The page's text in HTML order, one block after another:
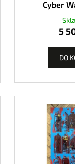
Cyber
5
DO